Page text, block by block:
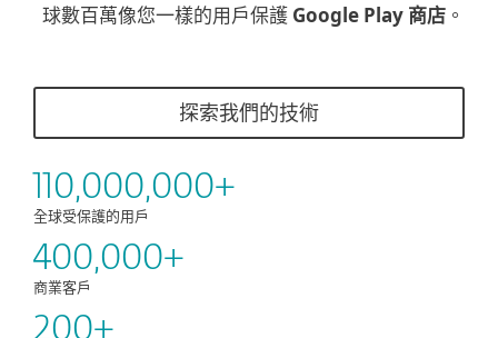
球數百萬像您一樣的用戶保護 Google Play 商店 。
探索我們的技術
110,000,000+
全球受保護的用戶
400,000+
商業客戶
200+